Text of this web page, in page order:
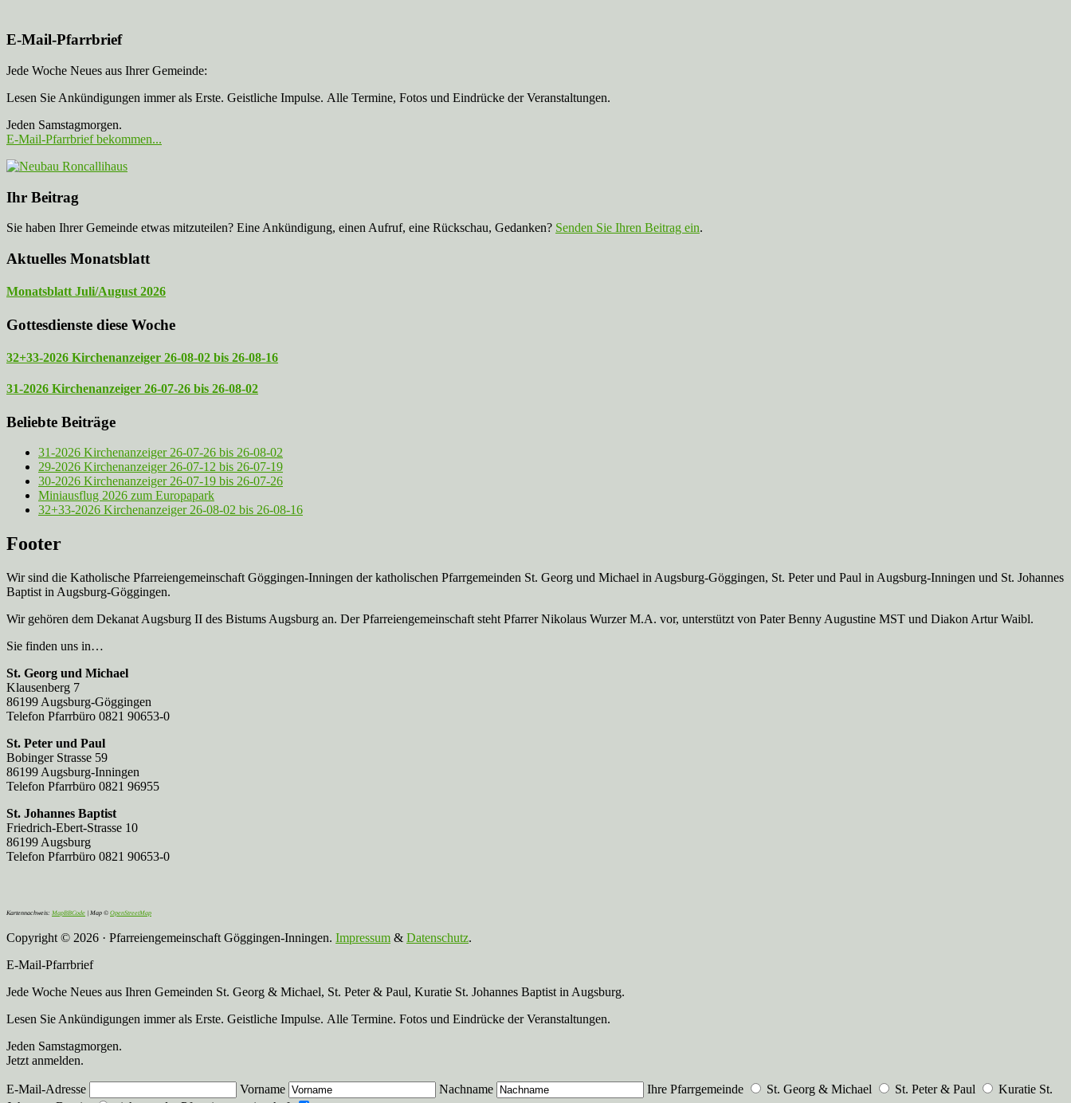
E-Mail-Pfarrbrief
Jede Woche Neues aus Ihrer Gemeinde:
Lesen Sie Ankündigungen immer als Erste. Geistliche Impulse. Alle Termine, Fotos und Eindrücke der Veranstaltungen.
Jeden Samstagmorgen.
E-Mail-Pfarrbrief bekommen...
Ihr Beitrag
Sie haben Ihrer Gemeinde etwas mitzuteilen? Eine Ankündigung, einen Aufruf, eine Rückschau, Gedanken? Senden Sie Ihren Beitrag ein.
Aktuelles Monatsblatt
Monatsblatt Juli/August 2026
Gottesdienste diese Woche
32+33-2026 Kirchenanzeiger 26-08-02 bis 26-08-16
31-2026 Kirchenanzeiger 26-07-26 bis 26-08-02
Beliebte Beiträge
31-2026 Kirchenanzeiger 26-07-26 bis 26-08-02
29-2026 Kirchenanzeiger 26-07-12 bis 26-07-19
30-2026 Kirchenanzeiger 26-07-19 bis 26-07-26
Miniausflug 2026 zum Europapark
32+33-2026 Kirchenanzeiger 26-08-02 bis 26-08-16
Footer
Wir sind die Katholische Pfarreien­gemeinschaft Göggingen-Inningen der katholischen Pfarrgemeinden St. Georg und Michael in Augsburg-Göggingen, St. Peter und Paul in Augsburg-Inningen und St. Johannes
Baptist in Augsburg-Göggingen.
Wir gehören dem Dekanat Augsburg II des Bistums Augsburg an. Der Pfarreien­gemeinschaft steht Pfarrer Nikolaus Wurzer M.A. vor, unterstützt von Pater Benny Augustine MST und Diakon Artur Waibl.
Sie finden uns in…
St. Georg und Michael
Klausenberg 7
86199 Augsburg-Göggingen
Telefon Pfarrbüro 0821 90653-0
St. Peter und Paul
Bobinger Strasse 59
86199 Augsburg-Inningen
Telefon Pfarrbüro 0821 96955
St. Johannes Baptist
Friedrich-Ebert-Strasse 10
86199 Augsburg
Telefon Pfarrbüro 0821 90653-0
Kartennachweis: MapBBCode | Map © OpenStreetMap
Copyright © 2026 · Pfarreiengemeinschaft Göggingen-Inningen. Impressum & Datenschutz.
E-Mail-Pfarrbrief
Jede Woche Neues aus Ihren Gemeinden St. Georg & Michael, St. Peter & Paul, Kuratie St. Johannes Baptist in Augsburg.
Lesen Sie Ankündigungen immer als Erste. Geistliche Impulse. Alle Termine. Fotos und Eindrücke der Veranstaltungen.
Jeden Samstagmorgen.
Jetzt anmelden.
E-Mail-Adresse Vorname Nachname Ihre Pfarrgemeinde St. Georg & Michael St. Peter & Paul
Kuratie St.